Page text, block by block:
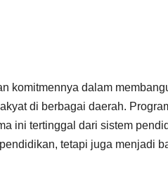
komitmennya dalam
di berbagai daerah.
ini tertinggal dari sistem
tetapi juga menjadi